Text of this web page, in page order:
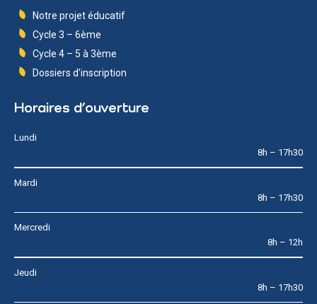
Notre projet éducatif
Cycle 3 – 6ème
Cycle 4 – 5 à 3ème
Dossiers d’inscription
Horaires d’ouverture
Lundi
8h – 17h30
Mardi
8h – 17h30
Mercredi
8h – 12h
Jeudi
8h – 17h30